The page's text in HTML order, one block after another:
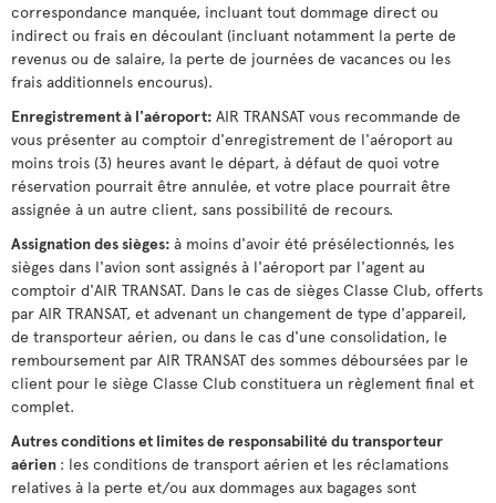
correspondance manquée, incluant tout dommage direct ou
indirect ou frais en découlant (incluant notamment la perte de
revenus ou de salaire, la perte de journées de vacances ou les
frais additionnels encourus).
Enregistrement à l'aéroport: AIR TRANSAT vous recommande de
vous présenter au comptoir d'enregistrement de l'aéroport au
moins trois (3) heures avant le départ, à défaut de quoi votre
réservation pourrait être annulée, et votre place pourrait être
assignée à un autre client, sans possibilité de recours.
Assignation des sièges: à moins d'avoir été présélectionnés, les
sièges dans l'avion sont assignés à l'aéroport par l'agent au
comptoir d'AIR TRANSAT. Dans le cas de sièges Classe Club, offerts
par AIR TRANSAT, et advenant un changement de type d'appareil,
de transporteur aérien, ou dans le cas d'une consolidation, le
remboursement par AIR TRANSAT des sommes déboursées par le
client pour le siège Classe Club constituera un règlement final et
complet.
Autres conditions et limites de responsabilité du transporteur
aérien : les conditions de transport aérien et les réclamations
relatives à la perte et/ou aux dommages aux bagages sont